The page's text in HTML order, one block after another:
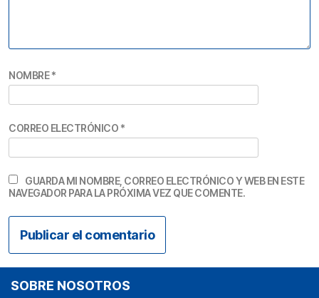
NOMBRE*
CORREO ELECTRÓNICO *
GUARDA MI NOMBRE, CORREO ELECTRÓNICO Y WEB EN ESTE
NAVEGADOR PARA LA PRÓXIMA VEZ QUE COMENTE.
SOBRE NOSOTROS